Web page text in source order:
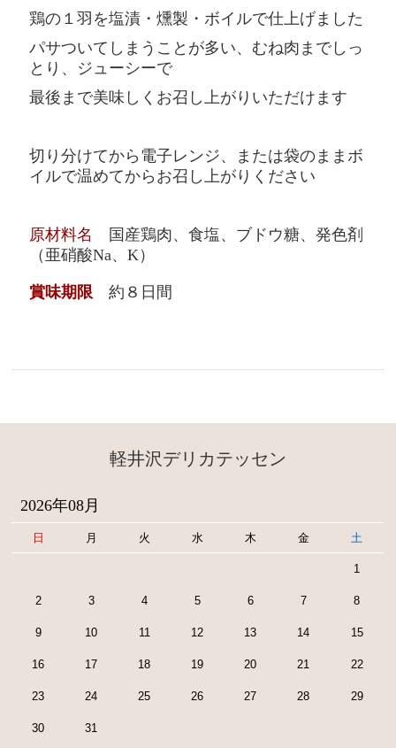
鶏の１羽を塩漬・燻製・ボイルで仕上げました
パサついてしまうことが多い、むね肉までしっ
とり、ジューシーで
最後まで美味しくお召し上がりいただけます
切り分けてから電子レンジ、
または袋のままボ
イルで温めてからお召し上がりください
原材料名
国産鶏肉、食塩、ブドウ糖、発色剤
（亜硝酸Na、K）
賞味期限約８日間
軽井沢デリカテッセン
2026年08月
日 月 火 水 木 金 土
1
2 3 4 5 6 7 8
9 10 11 12 13 14 15
16 17 18 19 20 21 22
23 24 25 26 27 28 29
30 31